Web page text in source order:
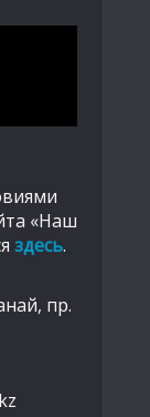
«Наш
здесь.
пр.